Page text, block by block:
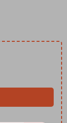
频制作工作流程
、编辑和恢复音
频制作工作流程
，用于视频、播